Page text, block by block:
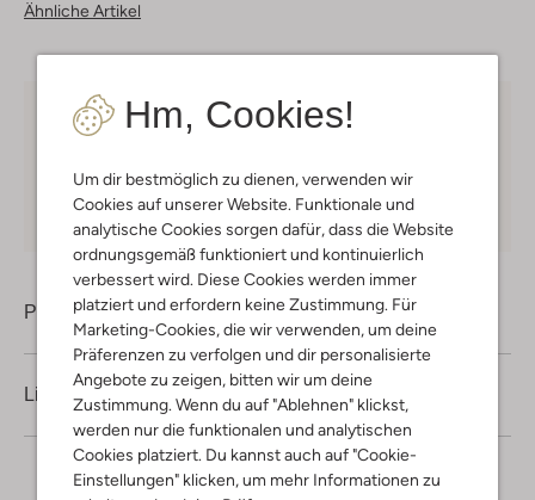
Hm, Cookies!
Um dir bestmöglich zu dienen, verwenden wir
Cookies auf unserer Website. Funktionale und
analytische Cookies sorgen dafür, dass die Website
ordnungsgemäß funktioniert und kontinuierlich
verbessert wird. Diese Cookies werden immer
platziert und erfordern keine Zustimmung. Für
Marketing-Cookies, die wir verwenden, um deine
Präferenzen zu verfolgen und dir personalisierte
Angebote zu zeigen, bitten wir um deine
Zustimmung. Wenn du auf "Ablehnen" klickst,
werden nur die funktionalen und analytischen
Cookies platziert. Du kannst auch auf "Cookie-
Einstellungen" klicken, um mehr Informationen zu
Ähnliche Artikel
Kostenloser Versandab € 75 für Club-Omoda
Kauf auf Rechnung 30 Tagen Rückgaberecht
Produktinformation
Lieferung & Rückgabe